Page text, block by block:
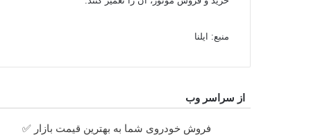
منبع: ایلنا
از سراسر وب
فروش خودروی شما به بهترین قیمت بازار ✅